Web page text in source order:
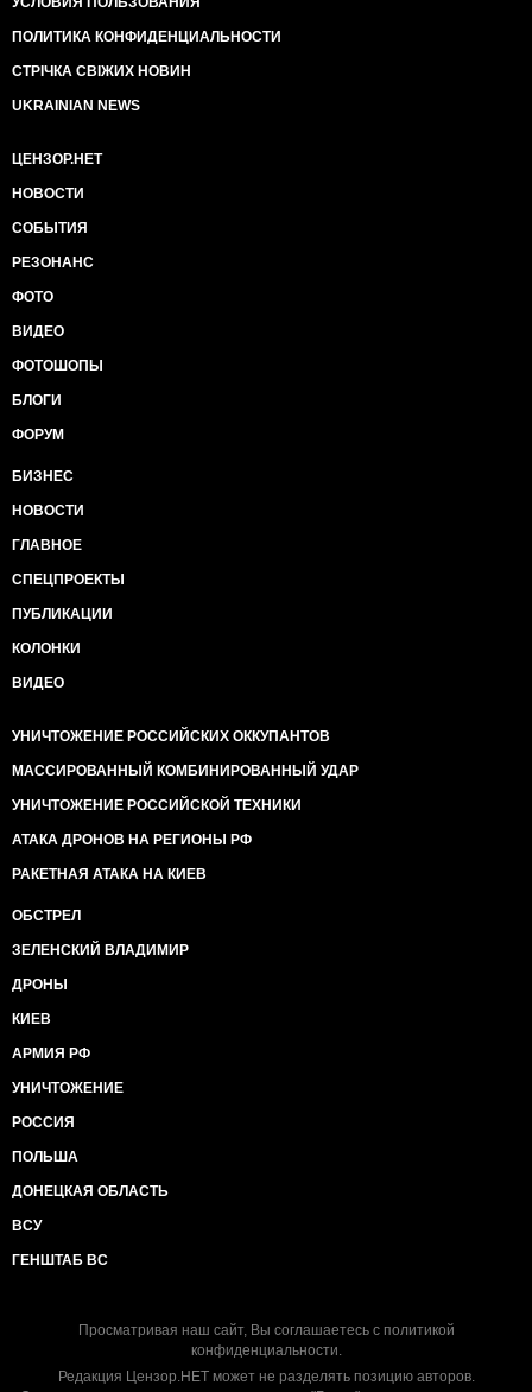
ПОЛИТИКА КОНФИДЕНЦИАЛЬНОСТИ
СТРІЧКА СВІЖИХ НОВИН
UKRAINIAN NEWS
ЦЕНЗОР.НЕТ
НОВОСТИ
СОБЫТИЯ
РЕЗОНАНС
ФОТО
ВИДЕО
ФОТОШОПЫ
БЛОГИ
ФОРУМ
БИЗНЕС
НОВОСТИ
ГЛАВНОЕ
СПЕЦПРОЕКТЫ
ПУБЛИКАЦИИ
КОЛОНКИ
ВИДЕО
УНИЧТОЖЕНИЕ РОССИЙСКИХ ОККУПАНТОВ
МАССИРОВАННЫЙ КОМБИНИРОВАННЫЙ УДАР
УНИЧТОЖЕНИЕ РОССИЙСКОЙ ТЕХНИКИ
АТАКА ДРОНОВ НА РЕГИОНЫ РФ
РАКЕТНАЯ АТАКА НА КИЕВ
ОБСТРЕЛ
ЗЕЛЕНСКИЙ ВЛАДИМИР
ДРОНЫ
КИЕВ
АРМИЯ РФ
УНИЧТОЖЕНИЕ
РОССИЯ
ПОЛЬША
ДОНЕЦКАЯ ОБЛАСТЬ
ВСУ
ГЕНШТАБ ВС
Просматривая наш сайт, Вы соглашаетесь с политикой
конфиденциальности.
Редакция Цензор.НЕТ может не разделять позицию авторов.